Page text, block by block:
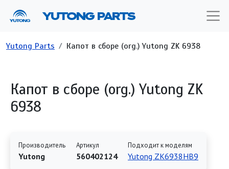
YUTONG PARTS
Строка навигации
Yutong Parts Капот в сборе (org.) Yutong ZK 6938
Капот в сборе (org.) Yutong ZK
6938
Производитель
Yutong
Артикул
560402124
Подходит к моделям
Yutong ZK6938HB9